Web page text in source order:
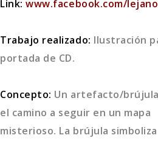
Link:www.facebook.com/
Trabajo realizado: Ilustración
portada de CD.
Concepto: Un artefacto/
el camino a seguir en un mapa
misterioso. La brújula simboliza